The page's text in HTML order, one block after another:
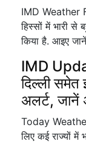
IMD Weather
हिस्सों में भारी से
किया है. आइए
IMD
दिल्ली समेत
अलर्ट, जानें
Today
लिए कई राज्यों में